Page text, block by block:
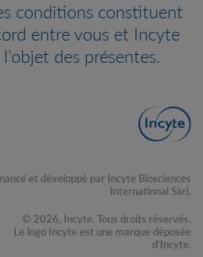
conditions constituent
entre vous et Incyte
des présentes.
et développé par Incyte Biosciences
International Sàrl.
© 2026, Incyte. Tous droits réservés.
Le logo Incyte est une marque déposée
d’Incyte.